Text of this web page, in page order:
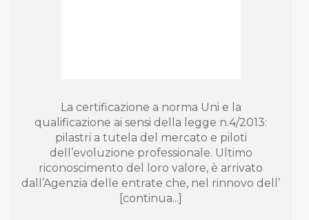
La certificazione a norma Uni e la
qualificazione ai sensi della legge n.4/2013:
pilastri a tutela del mercato e piloti
dell’evoluzione professionale. Ultimo
riconoscimento del loro valore, è arrivato
dall’Agenzia delle entrate che, nel rinnovo dell’
[continua...]